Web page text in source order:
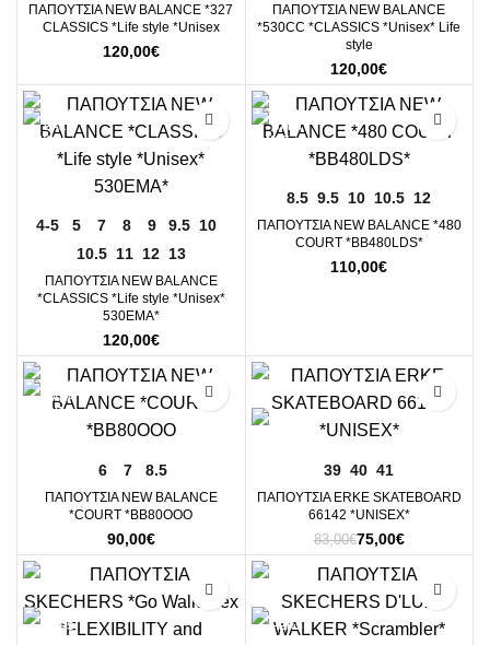
ΠΑΠΟΥΤΣΙΑ NEW BALANCE *327
CLASSICS *Life style *Unisex
120,00€
ΠΑΠΟΥΤΣΙΑ NEW BALANCE
*530CC *CLASSICS *Unisex* Life
style
120,00€
4-5 5 7 8 9 9.5 10
10.5 11 12 13
ΠΑΠΟΥΤΣΙΑ NEW BALANCE
*CLASSICS *Life style *Unisex*
530EMA*
120,00€
8.5 9.5 10 10.5 12
ΠΑΠΟΥΤΣΙΑ NEW BALANCE *480
COURT *ΒΒ480LDS*
110,00€
6 7 8.5
ΠΑΠΟΥΤΣΙΑ NEW BALANCE
*COURT *BB80OOO
90,00€
39 40 41
ΠΑΠΟΥΤΣIA ERKE SKATEBOARD
66142 *UNISEX*
83,00€Original
price
was:
83,00€.
75,00€Η
τρέχουσα
τιμή
είναι: